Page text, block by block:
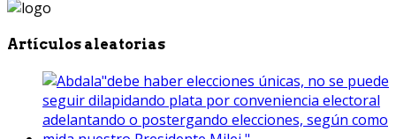
Artículos aleatorias